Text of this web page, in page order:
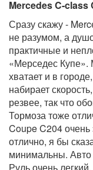
Mercedes C-class
Сразу скажу -
не разумом, а
практичные и
«Мерседес Купе».
хватает и в
набирает
резвее, так что
Тормоза тоже
Coupe C204
отлично, я бы
минимальны. Авто
Руль очень